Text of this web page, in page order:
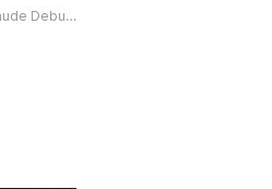
Debus